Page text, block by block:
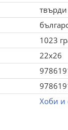
твърди
1023
22x26
Хоби и